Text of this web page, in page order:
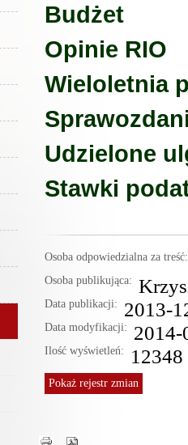
Budżet
Opinie RIO
Wieloletnia
Udzielone
Stawki
Osoba odpowiedzialna za
Osoba publikująca:
Data publikacji: 2013-
Data modyfikacji: 2014-
Ilość wyświetleń: 12348
Pokażrejestr zmian